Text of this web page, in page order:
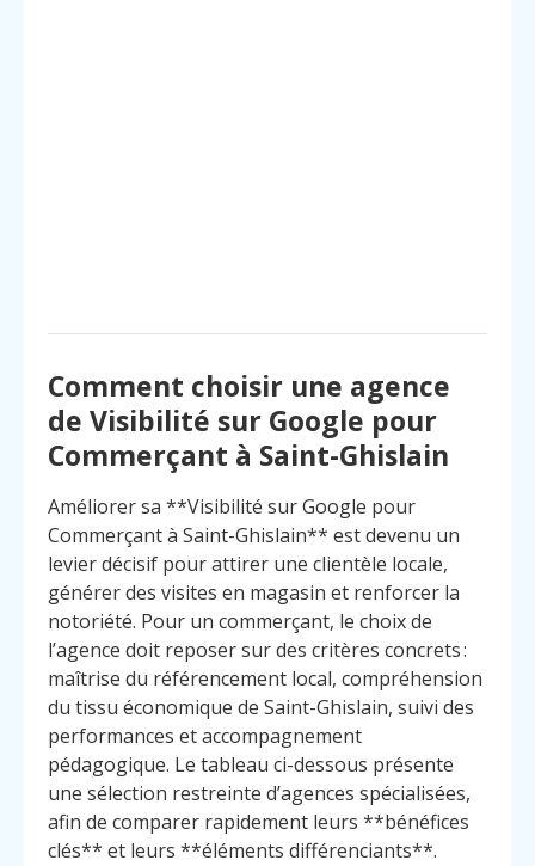
Comment choisir une agence
de Visibilité sur Google pour
Commerçant à Saint-Ghislain
Améliorer sa **Visibilité sur Google pour
Commerçant à Saint-Ghislain** est devenu un
levier décisif pour attirer une clientèle locale,
générer des visites en magasin et renforcer la
notoriété. Pour un commerçant, le choix de
l’agence doit reposer sur des critères concrets :
maîtrise du référencement local, compréhension
du tissu économique de Saint-Ghislain, suivi des
performances et accompagnement
pédagogique. Le tableau ci-dessous présente
une sélection restreinte d’agences spécialisées,
afin de comparer rapidement leurs **bénéfices
clés** et leurs **éléments différenciants**.